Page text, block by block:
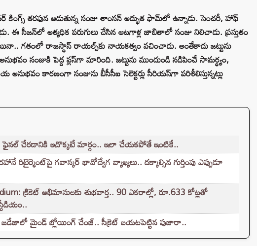
తరఫున ఆడుతున్న సంజు శాంసన్ అద్భుత ఫామ్‌లో ఉన్నాడు. సెంచరీ, హాఫ్
ఈ సీజన్‌లో అత్యధిక పరుగులు చేసిన ఆటగాళ్ల జాబితాలో సంజు నిలిచాడు. ప్రస్తుతం
గతంలో రాజస్థాన్ రాయల్స్‌కు నాయకత్వం వచించాడు. అంతేకాదు జట్టును
సంజుకి పెద్ద ప్లస్‌గా మారింది. జట్టును ముందుండి నడిపించే సామర్థ్యం,
కారణంగా సంజును బీసీసీఐ సెలెక్టర్లు సీరియస్‌గా పరిశీలిస్తున్నట్లు
ఫైనల్ చేరడానికి ఇదొక్కటే మార్గం.. ఇలా చేయకపోతే ఇంటికే..
రిటైర్మెంట్‌పై గవాస్కర్ భావోద్వేగ వ్యాఖ్యలు.. దక్కాల్సిన గుర్తింపు ఎప్పుడూ
క్రికెట్ అభిమానులకు శుభవార్త.. 90 ఎకరాల్లో, రూ.633 కోట్లతో
జడేజాలో మైండ్ బ్లోయింగ్ చేంజ్.. సీక్రెట్ బయటపెట్టిన పుజారా..